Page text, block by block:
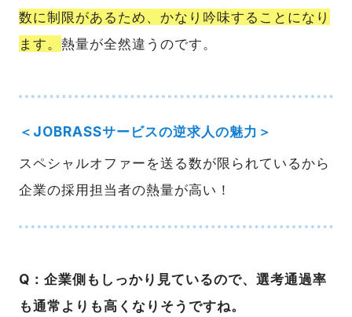
数に制限があるため、かなり吟味することになり
ます。 熱量が全然違うのです。
＜JOBRASSサービスの逆求人の魅力＞
スペシャルオファーを送る数が限られているから
企業の採用担当者の熱量が高い！
Q：企業側もしっかり見ているので、選考通過率
も通常よりも高くなりそうですね。